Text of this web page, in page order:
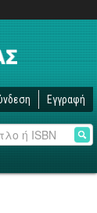
Εγγραφή